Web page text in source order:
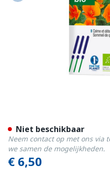
€ 6,50
Niet beschikbaar
Neem contact op met ons via
we samen de mogelijkheden.